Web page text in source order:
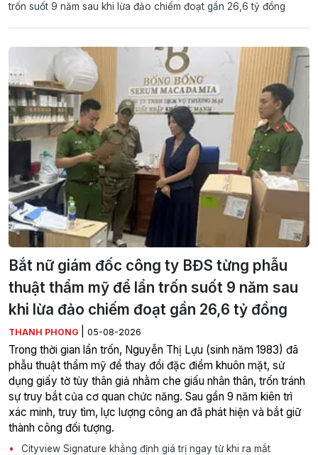
trốn suốt 9 năm sau khi lừa đảo chiếm đoạt gần 26,6 tỷ đồng
Bắt nữ giám đốc công ty BĐS từng phẫu
thuật thẩm mỹ để lẩn trốn suốt 9 năm sau
khi lừa đảo chiếm đoạt gần 26,6 tỷ đồng
THANH PHONG 05-08-2026
Trong thời gian lẩn trốn, Nguyễn Thị Lựu (sinh năm 1983) đã
phẫu thuật thẩm mỹ để thay đổi đặc điểm khuôn mặt, sử
dụng giấy tờ tùy thân giả nhằm che giấu nhân thân, trốn tránh
sự truy bắt của cơ quan chức năng. Sau gần 9 năm kiên trì
xác minh, truy tìm, lực lượng công an đã phát hiện và bắt giữ
thành công đối tượng.
Cityview Signature khẳng định giá trị ngay từ khi ra mắt